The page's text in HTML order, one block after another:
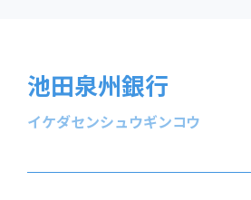
池田泉州銀行
イケダセンシュウギンコウ